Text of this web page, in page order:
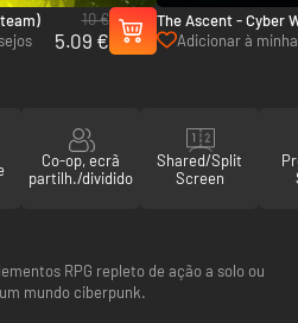
10 €
5.09 €
The Ascent - Cyber
(Steam)
Adicionar à
Co-op, ecrã
partilh./dividido
Shared/Split
Screen
RPG repleto de ação a solo ou
mundo ciberpunk.